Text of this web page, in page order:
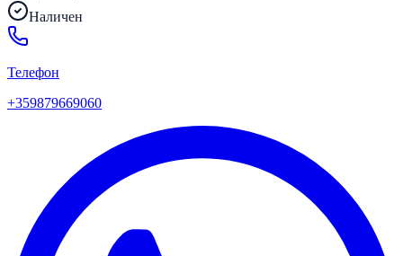
Наличен
Телефон
+359879669060